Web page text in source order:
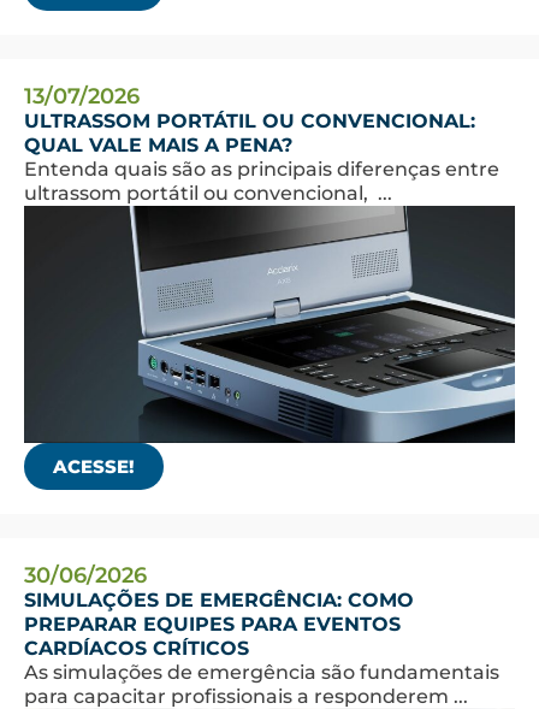
13/07/2026
ULTRASSOM PORTÁTIL OU CONVENCIONAL:
QUAL VALE MAIS A PENA?
Entenda quais são as principais diferenças entre
ultrassom portátil ou convencional, ...
ACESSE!
30/06/2026
SIMULAÇÕES DE EMERGÊNCIA: COMO
PREPARAR EQUIPES PARA EVENTOS
CARDÍACOS CRÍTICOS
As simulações de emergência são fundamentais
para capacitar profissionais a responderem ...